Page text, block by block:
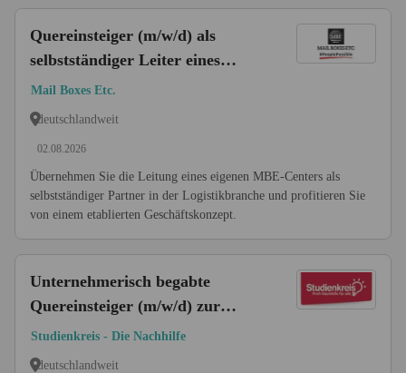
Quereinsteiger (m/w/d) als
selbstständiger Leiter eines
Logistikunternehmens
Mail Boxes Etc.
deutschlandweit
02.08.2026
Übernehmen Sie die Leitung eines eigenen MBE-Centers als
selbstständiger Partner in der Logistikbranche und profitieren Sie
von einem etablierten Geschäftskonzept.
Unternehmerisch begabte
Quereinsteiger (m/w/d) zur
Übernahme eines Nachhilfe-
Instituts
Studienkreis - Die Nachhilfe
deutschlandweit